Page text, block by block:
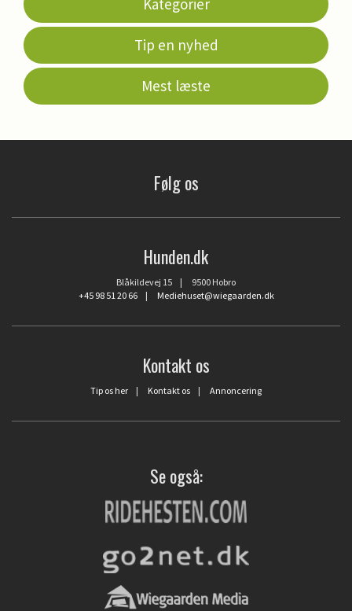
Tip en nyhed
Mest læste
Følg os
Hunden.dk
Blåkildevej 15 | 9500 Hobro
+45 98 51 20 66| Mediehuset@wiegaarden.dk
Kontakt os
Tip os her | Kontakt os | Annoncering
Se også: